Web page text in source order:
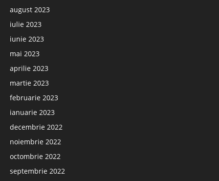
august 2023
iulie 2023
iunie 2023
mai 2023
aprilie 2023
martie 2023
februarie 2023
ianuarie 2023
decembrie 2022
noiembrie 2022
octombrie 2022
septembrie 2022